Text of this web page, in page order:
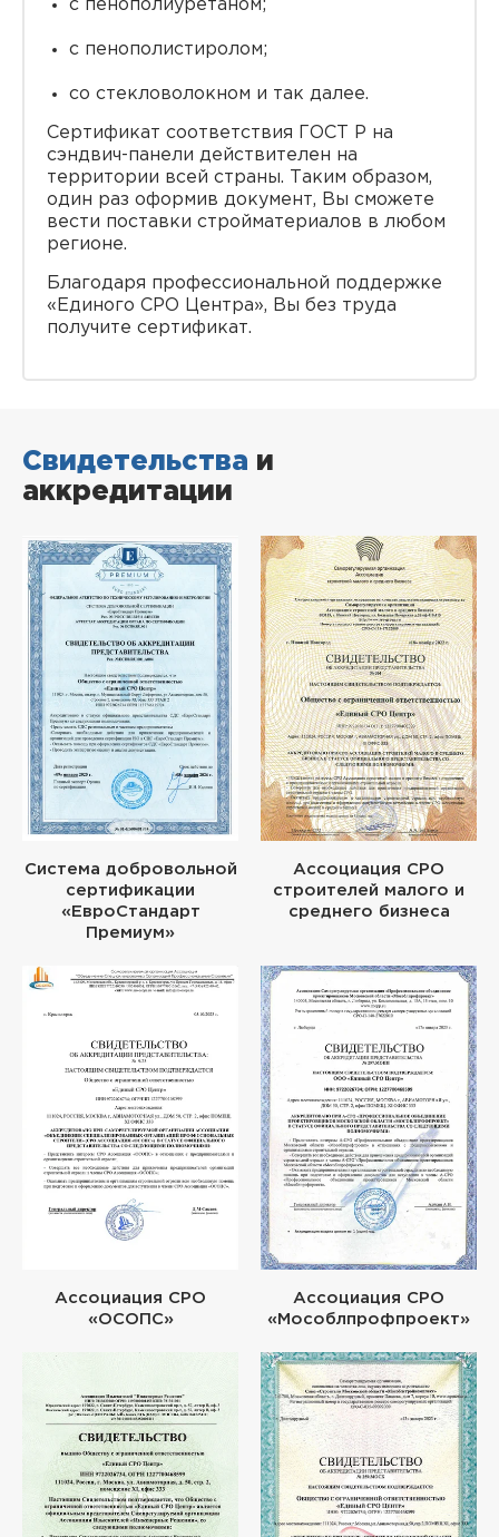
с пенополиуретаном;
с пенополистиролом;
со стекловолокном и так далее.
Сертификат соответствия ГОСТ Р на
сэндвич-панели действителен на
территории всей страны. Таким образом,
один раз оформив документ, Вы сможете
вести поставки стройматериалов в любом
регионе.
Благодаря профессиональной поддержке
«Единого СРО Центра», Вы без труда
получите сертификат.
Свидетельства и
аккредитации
Система добровольной
сертификации
«ЕвроСтандарт
Премиум»
Ассоциация СРО
строителей малого и
среднего бизнеса
Ассоциация СРО
«ОСОПС»
Ассоциация СРО
«Мособлпрофпроект»